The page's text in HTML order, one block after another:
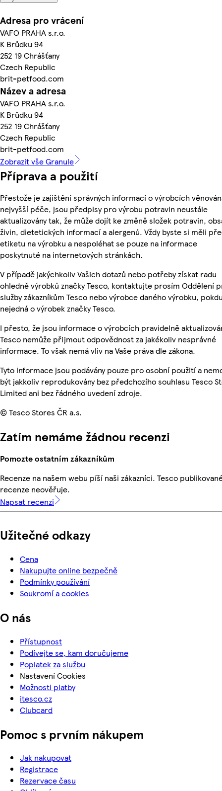
Adresa pro vrácení
VAFO PRAHA s.r.o.
K Brůdku 94
252 19 Chrášťany
Czech Republic
brit-petfood.com
Název a adresa
VAFO PRAHA s.r.o.
K Brůdku 94
252 19 Chrášťany
Czech Republic
brit-petfood.com
Zobrazit vše Granule
Příprava a použití
Přestože je zajištění správných informací o výrobcích
nejvyšší péče, jsou předpisy pro výrobu potravin neustále
aktualizovány tak, že může dojít ke změně složek potravin,
živin, dietetických informací a alergenů. Vždy byste si měli
etiketu na výrobku a nespoléhat se pouze na informace
poskytnuté na internetových stránkách.
V případě jakýchkoliv Vašich dotazů nebo potřeby získat radu
ohledně výrobků značky Tesco, kontaktujte prosím Oddělení
služby zákazníkům Tesco nebo výrobce daného výrobku,
nejedná o výrobek značky Tesco.
I přesto, že jsou informace o výrobcích pravidelně
Tesco nemůže přijmout odpovědnost za jakékoliv nesprávné
informace. To však nemá vliv na Vaše práva dle zákona.
Tyto informace jsou podávány pouze pro osobní použití a
být jakkoliv reprodukovány bez předchozího souhlasu Tesco
Limited ani bez řádného uvedení zdroje.
© Tesco Stores ČR a.s.
Zatím nemáme žádnou recenzi
Pomozte ostatním zákazníkům
Recenze na našem webu píší naši zákazníci. Tesco
recenze neověřuje.
Napsat recenzi
Užitečné odkazy
Cena
Nakupujte online bezpečně
Podmínky používání
Soukromí a cookies
O nás
Přístupnost
Podívejte se, kam doručujeme
Poplatek za službu
Nastavení Cookies
Možnosti platby
itesco.cz
Clubcard
Pomoc s prvním nákupem
Jak nakupovat
Registrace
Rezervace času